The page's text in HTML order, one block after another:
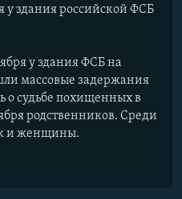
у здания российской ФСБ
у здания ФСБ на
массовые задержания
о судьбе похищенных в
родственников. Среди
и женщины.